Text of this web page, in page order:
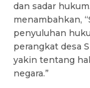
dan sadar
menambahkan,
penyuluhan
perangkat desa
yakin tentang
negara.”